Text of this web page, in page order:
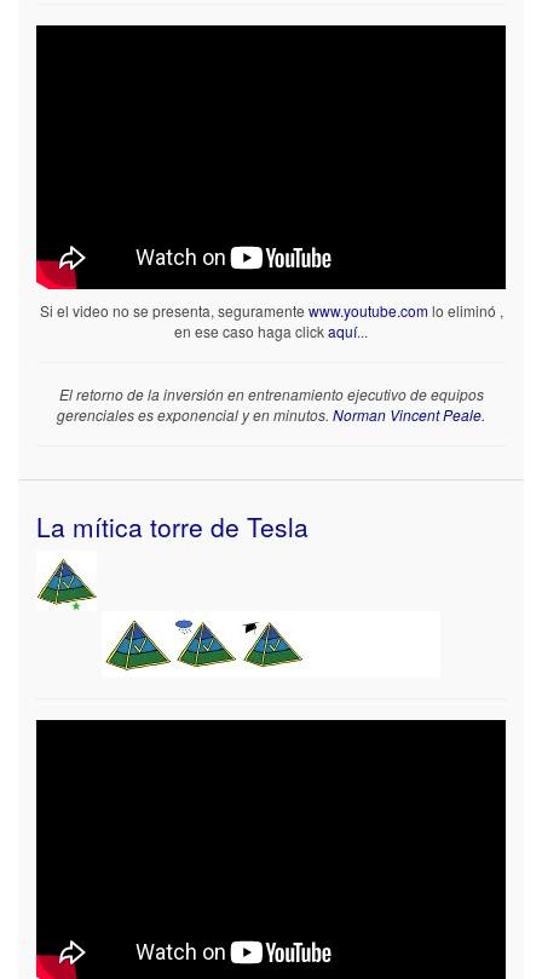
Si el video no se presenta, seguramente www.youtube.comlo eliminó ,
en ese caso haga clickaquí...
El retorno de la inversión en entrenamiento ejecutivo de equipos
gerenciales es exponencial y en minutos. Norman Vincent Peale.
La mítica torre de Tesla